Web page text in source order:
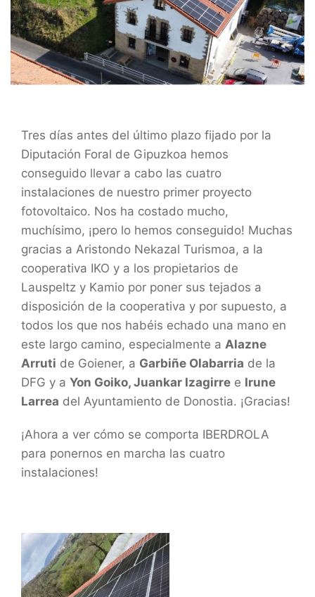
Tres días antes del último plazo fijado por la
Diputación Foral de Gipuzkoa hemos
conseguido llevar a cabo las cuatro
instalaciones de nuestro primer proyecto
fotovoltaico. Nos ha costado mucho,
muchísimo, ¡pero lo hemos conseguido! Muchas
gracias a Aristondo Nekazal Turismoa, a la
cooperativa IKO y a los propietarios de
Lauspeltz y Kamio por poner sus tejados a
disposición de la cooperativa y por supuesto, a
todos los que nos habéis echado una mano en
este largo camino, especialmente a Alazne
Arruti de Goiener, a Garbiñe Olabarria de la
DFG y a Yon Goiko, Juankar Izagirre e Irune
Larrea del Ayuntamiento de Donostia. ¡Gracias!
¡Ahora a ver cómo se comporta IBERDROLA
para ponernos en marcha las cuatro
instalaciones!